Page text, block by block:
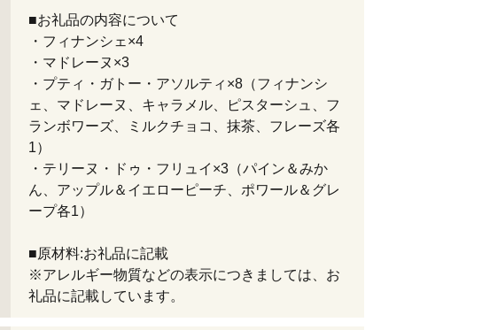
■お礼品の内容について
・フィナンシェ×4
・マドレーヌ×3
・プティ・ガトー・アソルティ×8（フィナンシ
ェ、マドレーヌ、キャラメル、ピスターシュ、フ
ランボワーズ、ミルクチョコ、抹茶、フレーズ各
1）
・テリーヌ・ドゥ・フリュイ×3（パイン＆みか
ん、アップル＆イエローピーチ、ポワール＆グレ
ープ各1）
■原材料:お礼品に記載
※アレルギー物質などの表示につきましては、お
礼品に記載しています。